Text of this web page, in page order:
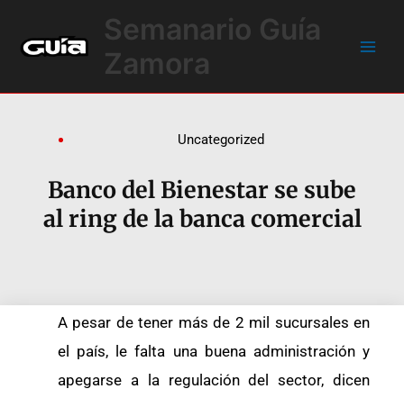
contenido
Semanario Guía
Zamora
Uncategorized
Banco del Bienestar se sube
al ring de la banca comercial
A pesar de tener más de 2 mil sucursales en
el país, le falta una buena administración y
apegarse a la regulación del sector, dicen